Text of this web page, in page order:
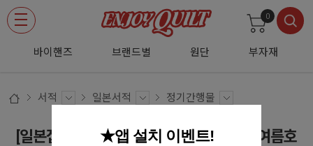
바이핸즈 브랜드별 원단 부자재
0
서적 일본서적 정기간행물
[일본잡지서적] Cotton Friend 2025년 봄여름호
★앱 설치 이벤트!